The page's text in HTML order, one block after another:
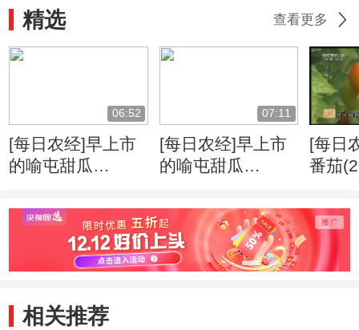
精选 查看更多
06:52
[每日农经]早上市
的喻屯甜瓜
07:11
[每日农经]早上市
的喻屯甜瓜
[每日
番茄
相关推荐